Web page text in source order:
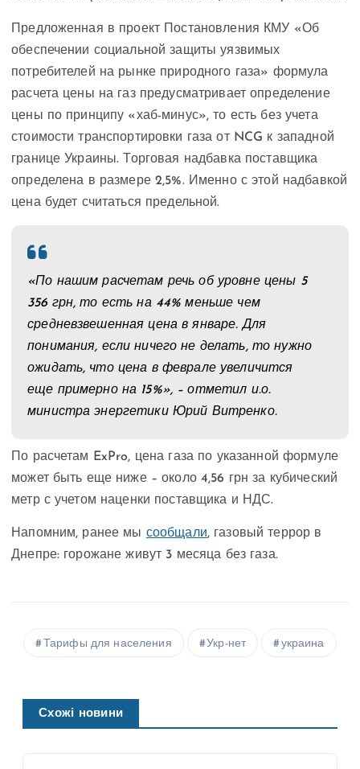
Предложенная в проект Постановления КМУ «Об
обеспечении социальной защиты уязвимых
потребителей на рынке природного газа» формула
расчета цены на газ предусматривает определение
цены по принципу «хаб-минус», то есть без учета
стоимости транспортировки газа от NCG к западной
границе Украины. Торговая надбавка поставщика
определена в размере 2,5%. Именно с этой надбавкой
цена будет считаться предельной.
«По нашим расчетам речь об уровне цены 5
356 грн, то есть на 44% меньше чем
средневзвешенная цена в январе. Для
понимания, если ничего не делать, то нужно
ожидать, что цена в феврале увеличится
еще примерно на 15%», – отметил и.о.
министра энергетики Юрий Витренко.
По расчетам ExPro, цена газа по указанной формуле
может быть еще ниже – около 4,56 грн за кубический
метр с учетом наценки поставщика и НДС.
Напомним, ранее мы сообщали, газовый террор в
Днепре: горожане живут 3 месяца без газа.
Тарифы для населения Укр-нет украина
Схожі новини